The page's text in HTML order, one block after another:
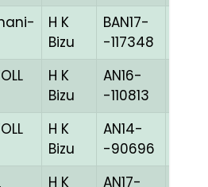
H K
Bizu
BAN17-
-117348
H K
Bizu
AN16-
-110813
H K
Bizu
AN14-
-90696
H K
AN17-